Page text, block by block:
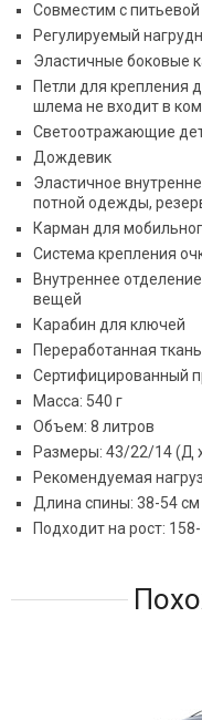
Совместим с
Регулируемый
Эластичные боковые
Петли для крепления
шлема не входит в
Светоотражающие
Дождевик
Эластичное
потной одежды,
Карман для
Система крепления
Внутреннее
вещей
Карабин для ключей
Переработанная ткань
Сертифицированный
Масса: 540 г
Объем: 8 литров
Размеры: 43/22/14 (Д
Рекомендуемая
Длина спины: 38-54 см
Подходит на рост: